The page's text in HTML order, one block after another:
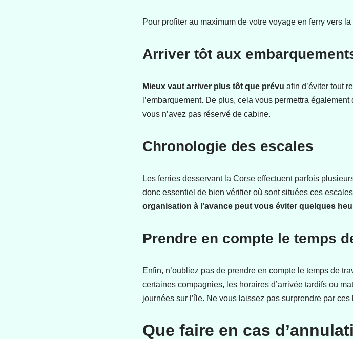
Pour profiter au maximum de votre voyage en ferry vers
Arriver tôt aux
Mieux vaut arriver plus tôt que prévu afin d’éviter tout
l’embarquement. De plus, cela vous permettra
vous n’avez pas réservé de cabine.
Chronologie des escales
Les ferries desservant la Corse effectuent parfois
donc essentiel de bien vérifier où sont situées ces
organisation à l’avance peut vous éviter quelques
Prendre en compte le temps
Enfin, n’oubliez pas de prendre en compte le temps de
certaines compagnies, les horaires d’arrivée tardifs ou
journées sur l’île. Ne vous laissez pas surprendre par
Que faire en cas